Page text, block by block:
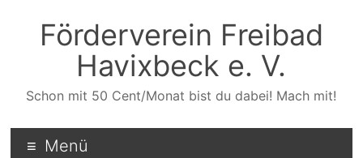
wechselnFörderverein Freibad
Havixbeck e. V.
Schon mit 50 Cent/Monat bist du dabei! Mach mit!
Menü